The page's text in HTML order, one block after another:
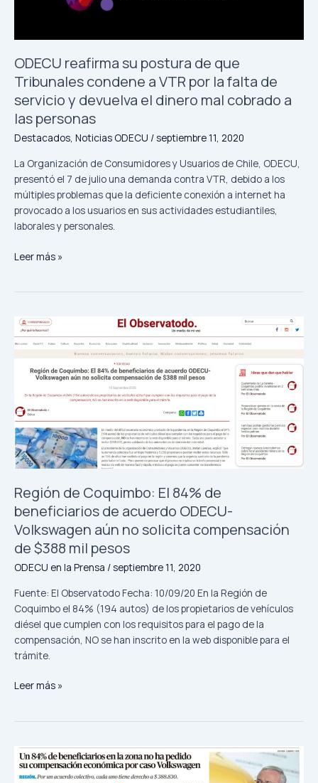
ODECU reafirma su postura de que
Tribunales condene a VTR por la falta de
servicio y devuelva el dinero mal cobrado a
las personas
Destacados, Noticias ODECU / septiembre 11, 2020
La Organización de Consumidores y Usuarios de Chile, ODECU,
presentó el 7 de julio una demanda contra VTR, debido a los
múltiples problemas que la deficiente conexión a internet ha
provocado a los usuarios en sus actividades estudiantiles,
laborales y personales.
condene
a
VTR
por
la
falta
de
y
devuelva
el
dinero
mal
a
personas
Leer más »
Región de Coquimbo: El 84% de
beneficiarios de acuerdo ODECU-
Volkswagen aún no solicita compensación
de $388 mil pesos
ODECU en la Prensa / septiembre 11, 2020
Fuente: El Observatodo Fecha: 10/09/20 En la Región de
Coquimbo el 84% (194 autos) de los propietarios de vehículos
diésel que cumplen con los requisitos para el pago de la
compensación, NO se han inscrito en la web disponible para el
trámite.
Región
de
beneficiarios
de
acuerdo
ODECU-
aún
no
solicita
compensación
$388
mil
pesos
Leer más »
Un
84%